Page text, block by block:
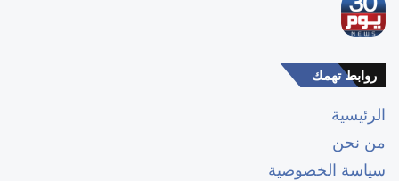
روابط تهمك
الرئيسية
من نحن
سياسة الخصوصية